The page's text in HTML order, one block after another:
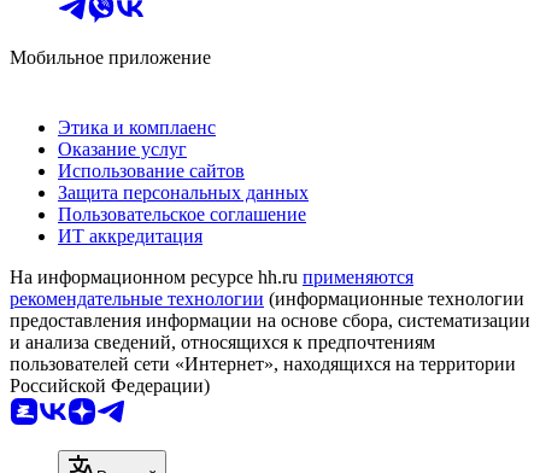
Мобильное приложение
Этика и комплаенс
Оказание услуг
Использование сайтов
Защита персональных данных
Пользовательское соглашение
ИТ аккредитация
На информационном ресурсе hh.ru применяются
рекомендательные технологии (информационные технологии
предоставления информации на основе сбора, систематизации
и анализа сведений, относящихся к предпочтениям
пользователей сети «Интернет», находящихся на территории
Российской Федерации)